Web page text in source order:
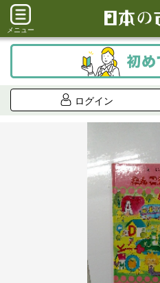
メニュー
ログイン